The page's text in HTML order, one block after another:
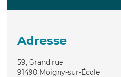
Adresse
59, Grand'rue
91490 Moigny-sur-École